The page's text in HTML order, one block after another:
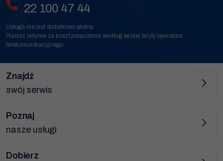
22 100 47 44
Usługa nie jest dodatkowo płatna.
Płacisz jedynie za koszt połączenia według swojej taryfy operatora
telekomunikacyjnego.
Znajdź
swój serwis
Poznaj
nasze usługi
Dobierz